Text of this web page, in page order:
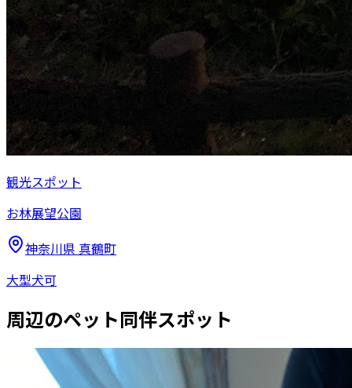
観光スポット
お林展望公園
神奈川県 真鶴町
大型犬可
周辺のペット同伴スポット